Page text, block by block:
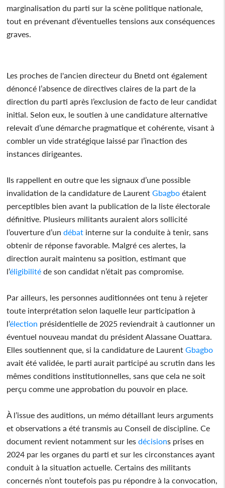
marginalisation du parti sur la scène politique nationale,
tout en prévenant d’éventuelles tensions aux conséquences
graves.
Les proches de l'ancien directeur du Bnetd ont également
dénoncé l’absence de directives claires de la part de la
direction du parti après l’exclusion de facto de leur candidat
initial. Selon eux, le soutien à une candidature alternative
relevait d’une démarche pragmatique et cohérente, visant à
combler un vide stratégique laissé par l’inaction des
instances dirigeantes.
Ils rappellent en outre que les signaux d’une possible
invalidation de la candidature de LaurentGbagbo étaient
perceptibles bien avant la publication de la liste électorale
définitive. Plusieurs militants auraient alors sollicité
l’ouverture d’undébat interne sur la conduite à tenir, sans
obtenir de réponse favorable. Malgré ces alertes, la
direction aurait maintenu sa position, estimant que
l’éligibilité de son candidat n’était pas compromise.
Par ailleurs, les personnes auditionnées ont tenu à rejeter
toute interprétation selon laquelle leur participation à
l’élection présidentielle de 2025 reviendrait à cautionner un
éventuel nouveau mandat du président Alassane Ouattara.
Elles soutiennent que, si la candidature de LaurentGbagbo
avait été validée, le parti aurait participé au scrutin dans les
mêmes conditions institutionnelles, sans que cela ne soit
perçu comme une approbation du pouvoir en place.
À l’issue des auditions, un mémo détaillant leurs arguments
et observations a été transmis au Conseil de discipline. Ce
document revient notamment sur lesdécisions prises en
2024 par les organes du parti et sur les circonstances ayant
conduit à la situation actuelle. Certains des militants
concernés n’ont toutefois pas pu répondre à la convocation,